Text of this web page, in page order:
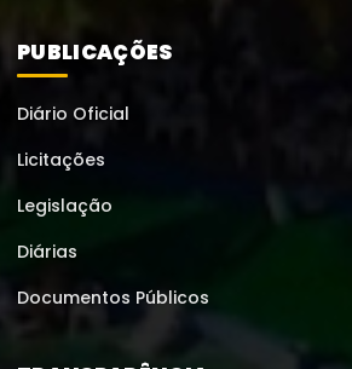
PUBLICAÇÕES
Diário Oficial
Licitações
Legislação
Diárias
Documentos Públicos